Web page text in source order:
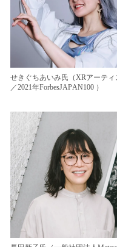
せきぐちあいみ氏（XRアーティ
／2021年ForbesJAPAN100 ）